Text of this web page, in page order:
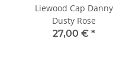
Liewood Cap Danny
Dusty Rose
27,00 € *